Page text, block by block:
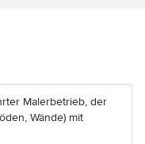
Sternen
Malerbetrieb, der
Wände) mit